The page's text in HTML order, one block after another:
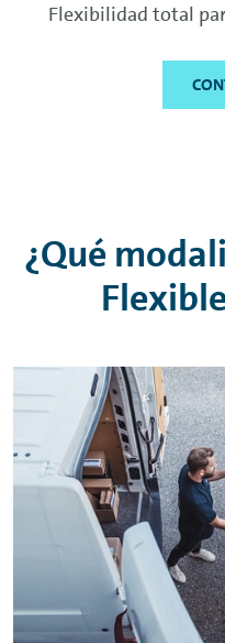
Flexibilidad total
¿Qué